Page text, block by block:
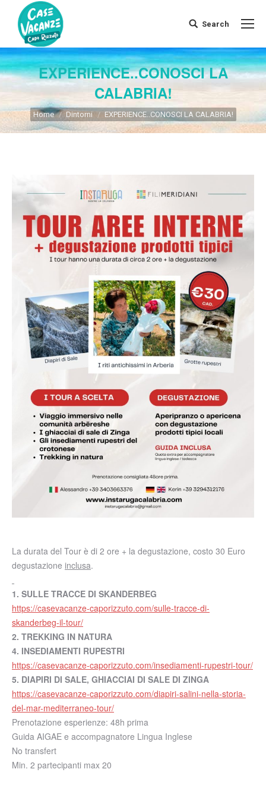
Search:
Search
EXPERIENCE..CONOSCI LA
CALABRIA!
You are here:
Home Dintorni EXPERIENCE..CONOSCI LA CALABRIA!
La durata del Tour è di 2 ore + la degustazione, costo 30 Euro
degustazione inclusa.
1. SULLE TRACCE DI SKANDERBEG
https://casevacanze-caporizzuto.com/sulle-tracce-di-
skanderbeg-il-tour/
2. TREKKING IN NATURA
4. INSEDIAMENTI RUPESTRI
https://casevacanze-caporizzuto.com/insediamenti-rupestri-tour/
5. DIAPIRI DI SALE, GHIACCIAI DI SALE DI ZINGA
https://casevacanze-caporizzuto.com/diapiri-salini-nella-storia-
del-mar-mediterraneo-tour/
Prenotazione esperienze: 48h prima
Guida AIGAE e accompagnatore Lingua Inglese
No transfert
Min. 2 partecipanti max 20